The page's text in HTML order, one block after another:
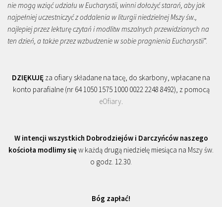
nie mogą wziąć udziału w Eucharystii, winni dołożyć starań, aby jak
najpełniej uczestniczyć z oddalenia w liturgii niedzielnej Mszy św.,
najlepiej przez lekturę czytań i modlitw mszalnych przewidzianych na
ten dzień, a także przez wzbudzenie w sobie pragnienia Eucharystii”.
DZIĘKUJĘ za ofiary składane na tacę, do skarbony, wpłacane na
konto parafialne (nr 64 1050 1575 1000 0022 2248 8492), z pomocą
eOfiary.
W intencji wszystkich Dobrodziejów i Darczyńców naszego
kościoła modlimy się w każdą drugą niedzielę miesiąca na Mszy św.
o godz. 12.30.
Bóg zapłać!